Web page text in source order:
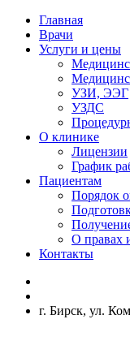
Главная
Врачи
Услуги и цены
УЗИ, ЭЭГ
УЗДС
О клинике
Лицензии
График
Пациентам
Порядок
О правах
Контакты
г. Бирск, ул.